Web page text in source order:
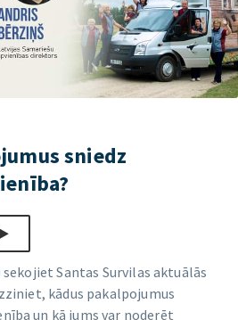
sniedz
Santas Survilas aktuālās
kādus pakalpojumus
un kā jums var noderēt